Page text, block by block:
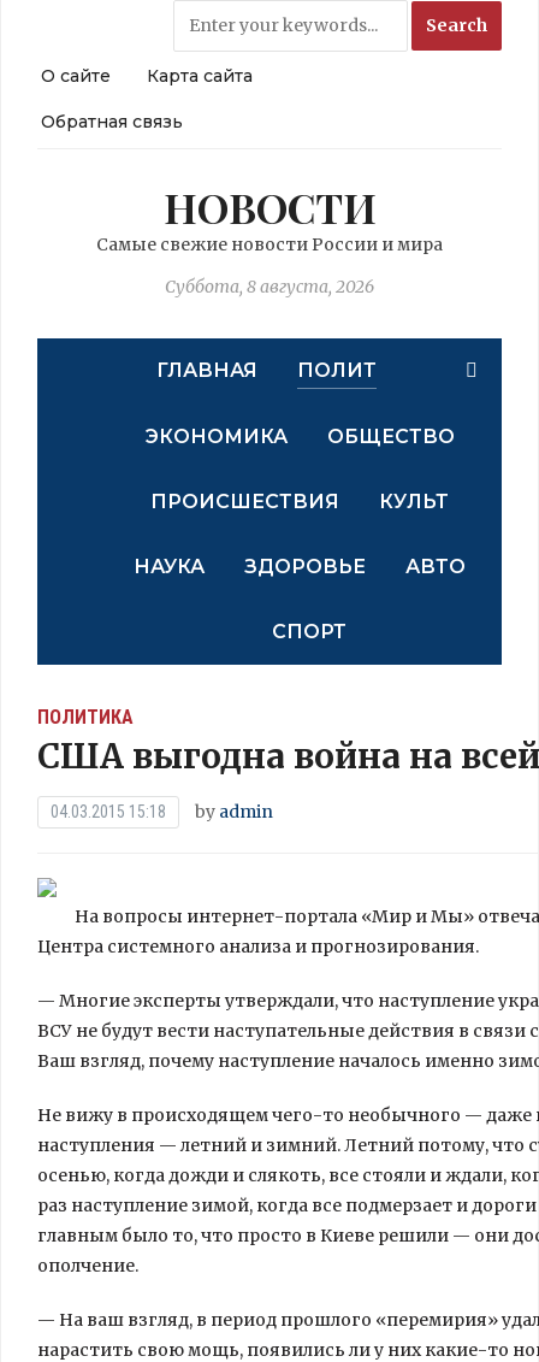
О сайте Карта сайта
Обратная связь
НОВОСТИ
Самые свежие новости России и мира
Суббота, 8 августа, 2026
ГЛАВНАЯ ПОЛИТ
ЭКОНОМИКА ОБЩЕСТВО
ПРОИСШЕСТВИЯ КУЛЬТ
НАУКА ЗДОРОВЬЕ АВТО
СПОРТ
ПОЛИТИКА
США выгодна война на
04.03.2015 15:18 by admin
На вопросы интернет-портала «Мир и Мы»
Центра системного анализа и прогнозирования.
— Многие эксперты утверждали, что наступление
ВСУ не будут вести наступательныедействия в связи
Ваш взгляд, почему наступление началось именно
Не вижу в происходящем чего-то необычного — даже
наступления — летний и зимний. Летний потому, что
осенью, когда дожди и слякоть, все стояли и ждали,
раз наступление зимой, когда все подмерзает и
главным было то, что просто в Киеве решили — они
ополчение.
— На ваш взгляд, в период прошлого «перемирия»
нарастить свою мощь, появились ли у них какие-то